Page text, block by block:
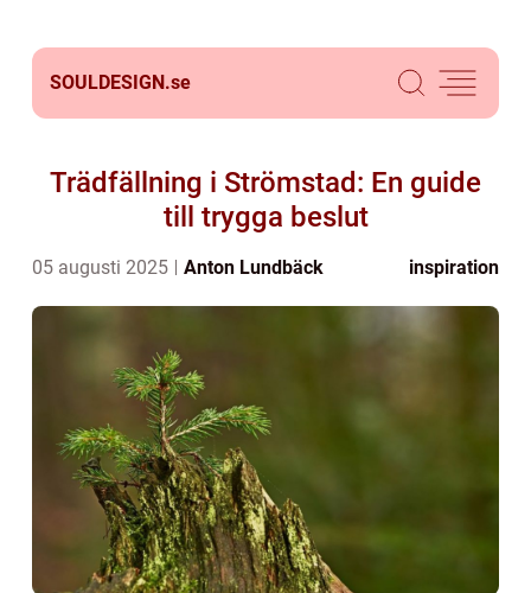
SOULDESIGN.se
Trädfällning i Strömstad: En guide
till trygga beslut
05 augusti 2025 Anton Lundbäck inspiration